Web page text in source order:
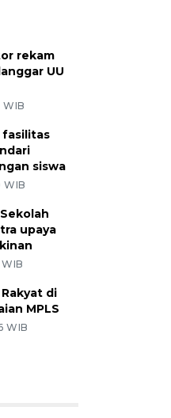
rekam
UU
WIB
fasilitas
siswa
WIB
upaya
di
MPLS
WIB